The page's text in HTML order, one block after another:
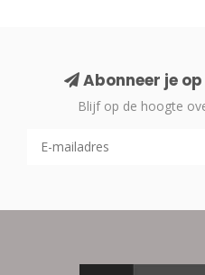
Abonneer je
Blijf op de hoogte